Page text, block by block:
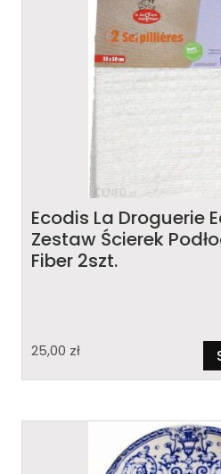
Ecodis La Droguerie
Zestaw Ścierek
Fiber 2szt.
25,00 zł